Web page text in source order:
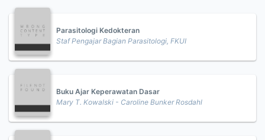
Parasitologi Kedokteran
Staf Pengajar Bagian Parasitologi, FKUI
Buku Ajar Keperawatan Dasar
Mary T. Kowalski - Caroline Bunker Rosdahl